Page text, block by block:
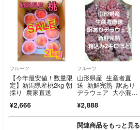
フルーツ
【今年最安値！数量限
定】新潟県産桃2kg 朝
採り 農家直送
¥2,666
フルーツ
山形県産 生産者直
送 新鮮完熟 訳あり
デラウェア 大小混9
ほど
¥2,888
関連商品をもっと見る